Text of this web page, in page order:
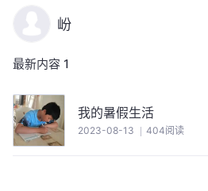
岎
最新内容 1
我的暑假生活
2023-08-13 404阅读